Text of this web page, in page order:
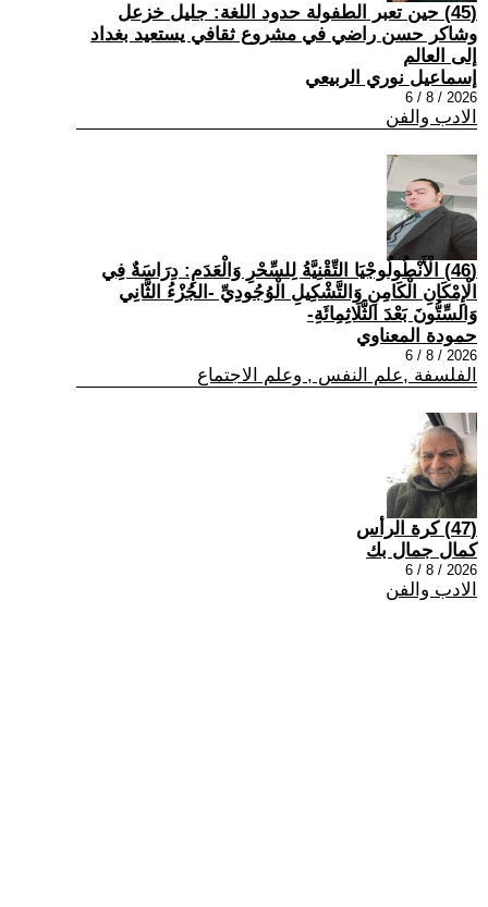
(45) حين تعبر الطفولة حدود اللغة: جليل خزعل
وشاكر حسن راضي في مشروع ثقافي يستعيد بغداد
إلى العالم
إسماعيل نوري الربيعي
2026 / 8 / 6
الادب والفن
(46) الْأَنْطُولُوجْيَا التِّقْنِيَّةُ لِلسِّحْرِ وَالْعَدَمِ: دِرَاسَةٌ فِي
الْإِمْكَانِ الْكَامِنِ وَالتَّشْكِيلِ الْوُجُودِيِّ -الجُزْءُ الثَّانِي
وَالسِّتُّونَ بَعْدَ الثَّلَاثِمِائَةِ-
حمودة المعناوي
2026 / 8 / 6
الفلسفة ,علم النفس , وعلم الاجتماع
(47) كرة الرأس
كمال جمال بك
2026 / 8 / 6
الادب والفن